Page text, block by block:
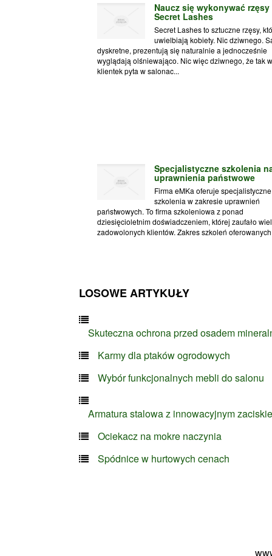
Naucz się wykonywać rzęsy
Secret Lashes
Secret Lashes to sztuczne rzęsy,
uwielbiają kobiety. Nic dziwnego.
dyskretne, prezentują się naturalnie a jednocześnie
wyglądają olśniewająco. Nic więc dziwnego, że tak
klientek pyta w salonac...
Specjalistyczne szkolenia
uprawnienia państwowe
Firma eMKa oferuje specjalistyczne
szkolenia w zakresie uprawnień
państwowych. To firma szkoleniowa z ponad
dziesięcioletnim doświadczeniem, której zaufało
zadowolonych klientów. Zakres szkoleń
LOSOWE ARTYKUŁY
Skuteczna ochrona przed osadem
Karmy dla ptaków ogrodowych
Wybór funkcjonalnych mebli do salonu
Armatura stalowa z innowacyjnym
Ociekacz na mokre naczynia
Spódnice w hurtowych cenach